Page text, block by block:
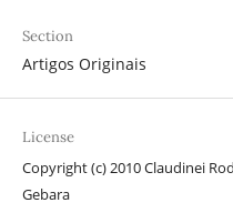
Section
Artigos Originais
License
Copyright (c) 2010 Claudinei
Gebara